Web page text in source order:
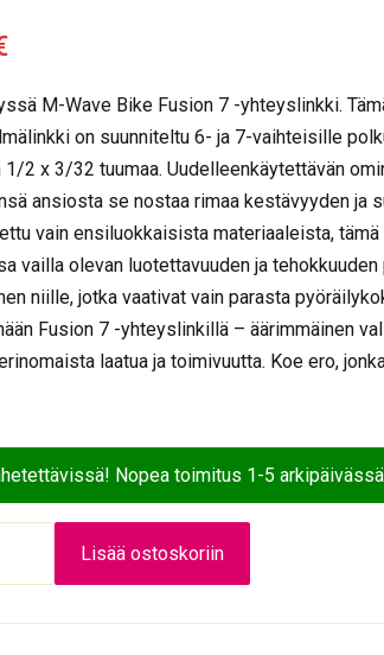
M-Wave Bike Fusion 7 -yhteyslinkki.
on suunniteltu 6- ja 7-vaihteisille
1/2 x 3/32 tuumaa. Uudelleenkäytettävän
ansiosta se nostaa rimaa kestävyyden ja
vain ensiluokkaisista materiaaleista,
vailla olevan luotettavuuden ja
niille, jotka vaativat vain parasta
Fusion 7 -yhteyslinkillä – äärimmäinen
laatua ja toimivuutta. Koe ero,
Nopea toimitus 1-5 arkipäivässä
Lisää ostoskoriin